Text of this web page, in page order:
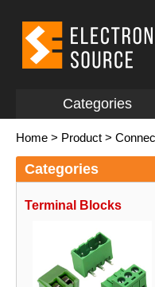
Categories
Home > Product >
Categories
Terminal Blocks